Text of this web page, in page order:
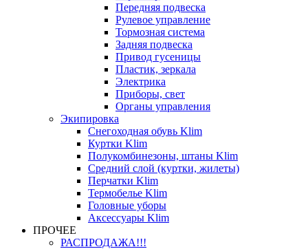
Передняя подвеска
Рулевое управление
Тормозная система
Задняя подвеска
Привод гусеницы
Пластик, зеркала
Электрика
Приборы, свет
Органы управления
Экипировка
Снегоходная обувь Klim
Куртки Klim
Полукомбинезоны, штаны Klim
Средний слой (куртки, жилеты)
Перчатки Klim
Термобелье Klim
Головные уборы
Аксессуары Klim
ПРОЧЕЕ
РАСПРОДАЖА!!!